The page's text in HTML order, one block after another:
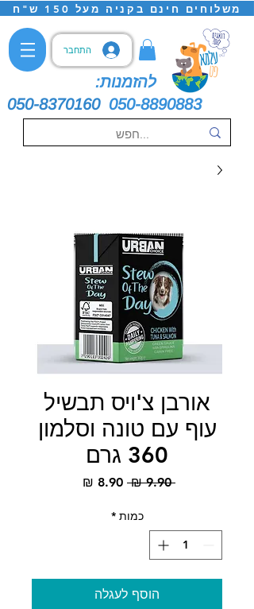
משלוחים חינם בקניה מעל 150 ש"ח
התחבר
להזמנות:
050-8370160 050-8890883
אורבן צ'ויס תבשיל
עוף עם טונה וסלמון
360 גרם
‏9.90 ‏₪
מחיר
כמות *
הוסף לעגלה